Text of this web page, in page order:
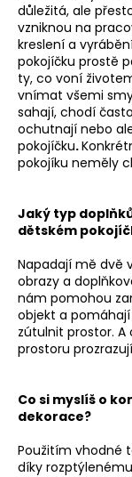
důležitá, ale
vzniknou na
kreslení a
pokojíčku prostě
ty, co voní
vnímat všemi
sahají, chodí
ochutnají nebo
pokojíčku.
pokojíku neměly
Jaký typ
dětském
Napadají mě dvě
obrazy a
nám pomohou
objekt a
zútulnit prostor. A
prostoru
Co si myslíš o
dekorace?
Použitím vhodné
díky